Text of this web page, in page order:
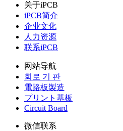
关于iPCB
iPCB简介
企业文化
人力资源
联系iPCB
网站导航
회로 기 판
電路板製造
プリント基板
Circuit Board
微信联系